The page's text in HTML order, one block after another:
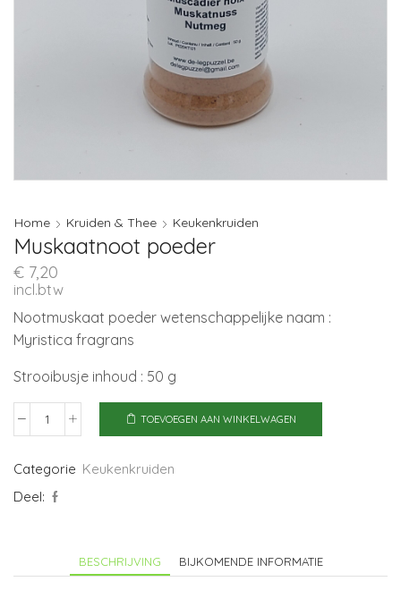
Home Kruiden & Thee Keukenkruiden
Muskaatnoot poeder
€ 7,20
incl.btw
Nootmuskaat poeder wetenschappelijke naam :
Myristica fragrans
Strooibusje inhoud : 50 g
Muskaatnoot
aantal
TOEVOEGEN AAN WINKELWAGEN
Categorie Keukenkruiden
Deel:
BESCHRIJVING BIJKOMENDE INFORMATIE